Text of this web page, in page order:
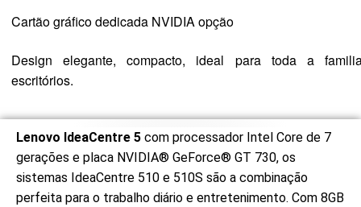
Cartão gráfico dedicada NVIDIA opção
Design elegante, compacto, ideal para toda a
escritórios.
Lenovo IdeaCentre 5 com processador Intel Core de 7
gerações e placa NVIDIA® GeForce® GT 730, os
sistemas IdeaCentre 510 e 510S são a combinação
perfeita para o trabalho diário e entretenimento. Com 8GB